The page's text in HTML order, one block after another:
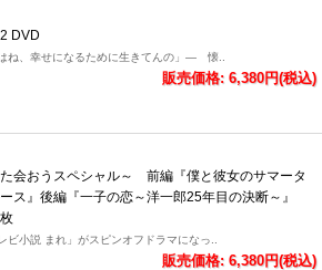
DVD
はね、幸せになるために生きてんの」― 懐..
販売価格: 6,380円(税込)
会おうスペシャル～ 前編『僕と彼女のサマータ
ス』後編『一子の恋～洋一郎25年目の決断～』
ビ小説 まれ」がスピンオフドラマになっ..
販売価格: 6,380円(税込)